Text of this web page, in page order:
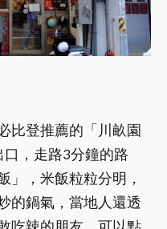
比登推薦的「川畝園
，走路3分鐘的路
」，米飯粒粒分明，
的鍋氣，當地人還透